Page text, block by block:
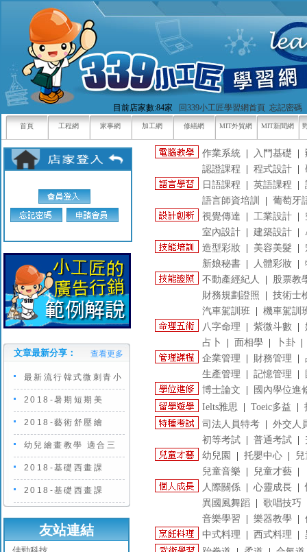
目前店家數:84家 回339小工匠學習網首頁 忘記密碼
首頁 工程網 家事網 加工網 修繕網 MIT外貿網 MIT新聞網
文章最新分享： 查看更多
最新流行韓式微刺青小
2018-暑期短期美
2018-藝術舒壓繪
幼兒繪畫教學 適合三
2018-基礎西畫課
2018-基礎西畫課
友站連結
作業系統 入門基礎
認證課程
程式設計
日語課程
英語課程
語言師資培訓
葡萄牙
視覺傳達
工業設計
室內設計
建築設計
造型彩妝
美容美髮
新娘秘書
人體彩妝
不動產經紀人
股票教
財務規劃證照
技術士
汽車駕訓班
機車駕訓
八字命理
紫微斗數
占卜
面相學 卜卦
企業管理
財務管理
生產管理
記憶管理
博士論文
國內學位進
Ielts雅思
Toeic多益
司法人員特考
外交人
初等考試
普通考試
幼兒園
托嬰中心
兒童音樂
兒童才藝
人際關係
心靈成長 |
異國風舞蹈
歌唱技巧
音樂學習
樂器教學
中式料理
西式料理